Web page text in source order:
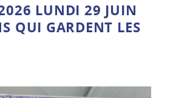
LUNDI 29 JUIN
QUI GARDENT LES